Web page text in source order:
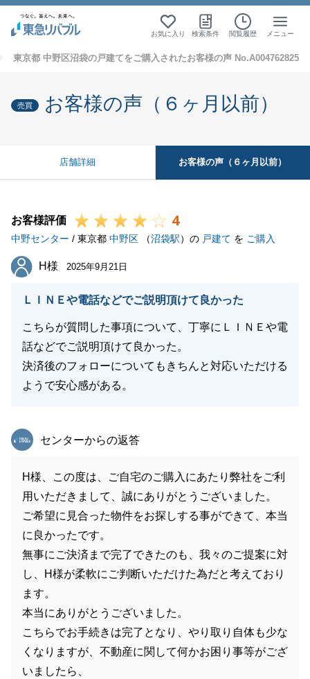
お気に入り 検索条件 閲覧履歴 メニュー
東京都 中野区沼袋の戸建てをご購入されたお客様の声 No.A004762825
売買 お客様の声（６ヶ月以前）
店舗詳細 お客様の声（６ヶ月以前）
お客様評価 4
中野センター / 東京都 中野区 （沼袋駅）の 戸建て を ご購入
H様
H様 2025年9月21日
ＬＩＮＥや電話などでご説明頂けて良かった
こちらが質問した事項について、丁寧にＬＩＮＥや電
話などでご説明頂けて良かった。
決済後のフォローについてもきちんと対応いただける
ようで安心感がある。
東急リバブル
センターからの返答
H様、この度は、ご自宅のご購入にあたり弊社をご利
用いただきまして、誠にありがとうございました。
ご希望に見合った物件をお探しする事ができて、本当
に良かったです。
無事にご決済まで完了できたのも、我々のご提案に対
し、H様が柔軟にご判断いただけた為だと考えており
ます。
本当にありがとうございました。
こちらでお手続きは完了となり、やり取り自体も少な
くなりますが、不動産に関して何かお困り事等がござ
いましたら、